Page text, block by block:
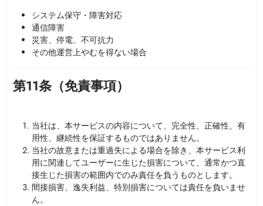
システム保守・障害対応
通信障害
災害、停電、不可抗力
その他運営上やむを得ない場合
第11条（免責事項）
当社は、本サービスの内容について、完全性、正確性、有
用性、継続性を保証するものではありません。
当社の故意または重過失による場合を除き、本サービス利
用に関連してユーザーに生じた損害について、通常かつ直
接生じた損害の範囲内でのみ責任を負うものとします。
間接損害、逸失利益、特別損害については責任を負いませ
ん。